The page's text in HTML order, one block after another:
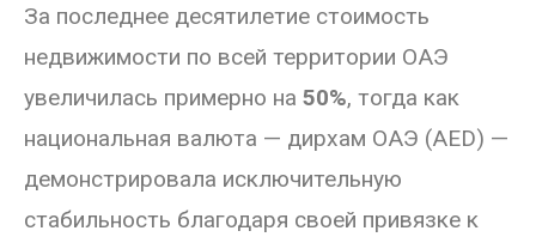
За последнее десятилетие стоимость
недвижимости по всей территории ОАЭ
увеличилась примерно на 50%, тогда как
национальная валюта — дирхам ОАЭ (AED) —
демонстрировала исключительную
стабильность благодаря своей привязке к